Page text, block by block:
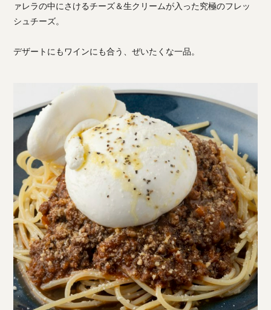
ァレラの中にさけるチーズ＆生クリームが入った究極のフレッ
シュチーズ。
デザートにもワインにも合う、ぜいたくな一品。